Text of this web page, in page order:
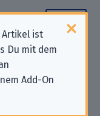
Artikel ist
Du mit dem
Add-On
für